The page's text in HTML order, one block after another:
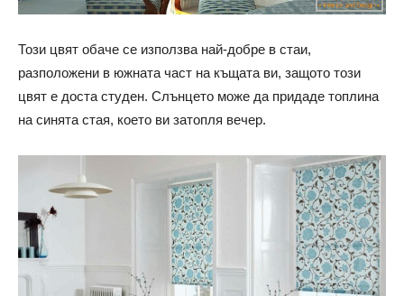
Този цвят обаче се използва най-добре в стаи,
разположени в южната част на къщата ви, защото този
цвят е доста студен. Слънцето може да придаде топлина
на синята стая, което ви затопля вечер.